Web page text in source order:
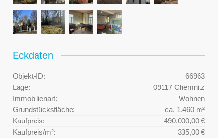
Eckdaten
Objekt-ID:
66963
Lage:
09117 Chemnitz
Immobilienart:
Wohnen
Grundstücksfläche:
ca. 1.460 m²
Kaufpreis:
490.000,00 €
Kaufpreis/m²:
335,00 €